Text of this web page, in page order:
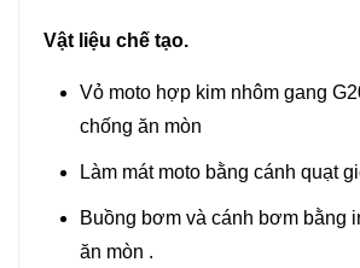
Vật liệu chế tạo.
Vỏ moto hợp kim nhôm gang
chống ăn mòn
Làm mát moto bằng cánh quạt
Buồng bơm và cánh bơm bằng
ăn mòn .